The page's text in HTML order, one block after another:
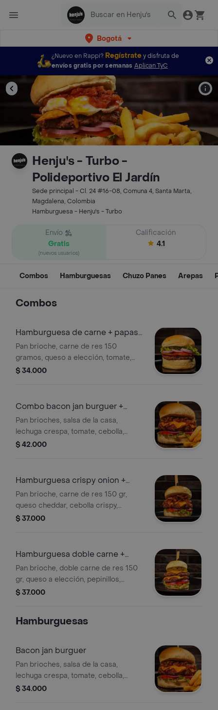
Bogotá
¿Nuevo en Rappi? Regístratey disfruta de
envíos gratis por semanas Aplican TyC
Henju's - Turbo -
Polideportivo El Jardín
Sede principal - Cl. 24 #16-08, Comuna 4, Santa Marta,
Magdalena, Colombia
Hamburguesa - Henju's - Turbo
Envío
Gratis
(nuevos usuarios)
Calificación
4.1
Combos Hamburguesas Chuzo Panes Arepas
Combos
Hamburguesa de carne + papas
+ bebida
Pan brioche, carne de res 150
gramos, queso a elección, tomate,
lechuga, cebolla y salsa de la casa.
$ 34.000
Combo bacon jan burguer +
papas + bebida
Pan brioches, salsa de la casa,
lechuga crespa, tomate, cebolla,
carne de 150 gramos, queso a
bebida coca-cola sabor original.
$ 42.000
Hamburguesa crispy onion +
papas+ bebida
Pan brioche, carne de res 150 gr,
queso cheddar, cebolla crispy,
tomate, lechuga y salsa de la casa.
$ 37.000
Hamburguesa doble carne +
papas + bebida
Pan brioche, doble carne de res 150
gr, queso a elección, pepinillos,
cebolla, lechuga, tomate y salsa de la
original.
$ 37.000
Hamburguesas
Bacon jan burguer
Pan brioches, salsa de la casa,
lechuga crespa, tomate, cebolla,
carne de 150 gramos, queso a
$ 34.000